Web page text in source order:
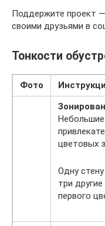
Поддержите проект
своими друзьями в
Тонкости
Фото
Небольшие
цветовых
Одну
три
первого